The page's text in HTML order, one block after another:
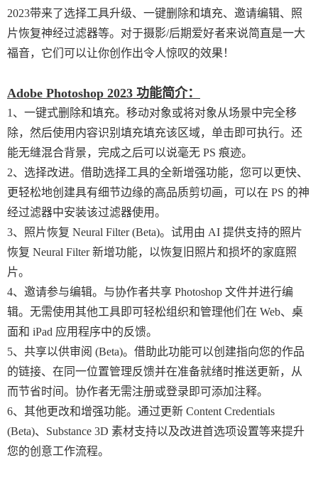
2023带来了选择工具升级、一键删除和填充、邀请编辑、照
片恢复神经过滤器等。对于摄影/后期爱好者来说简直是一大
福音，它们可以让你创作出令人惊叹的效果！
Adobe Photoshop 2023 功能简介：
1、一键式删除和填充。移动对象或将对象从场景中完全移
除，然后使用内容识别填充填充该区域，单击即可执行。还
能无缝混合背景，完成之后可以说毫无 PS 痕迹。
2、选择改进。借助选择工具的全新增强功能，您可以更快、
更轻松地创建具有细节边缘的高品质剪切画，可以在 PS 的神
经过滤器中安装该过滤器使用。
3、照片恢复 Neural Filter (Beta)。试用由 AI 提供支持的照片
恢复 Neural Filter 新增功能，以恢复旧照片和损坏的家庭照
片。
4、邀请参与编辑。与协作者共享 Photoshop 文件并进行编
辑。无需使用其他工具即可轻松组织和管理他们在 Web、桌
面和 iPad 应用程序中的反馈。
5、共享以供审阅 (Beta)。借助此功能可以创建指向您的作品
的链接、在同一位置管理反馈并在准备就绪时推送更新，从
而节省时间。协作者无需注册或登录即可添加注释。
6、其他更改和增强功能。通过更新 Content Credentials
(Beta)、Substance 3D 素材支持以及改进首选项设置等来提升
您的创意工作流程。